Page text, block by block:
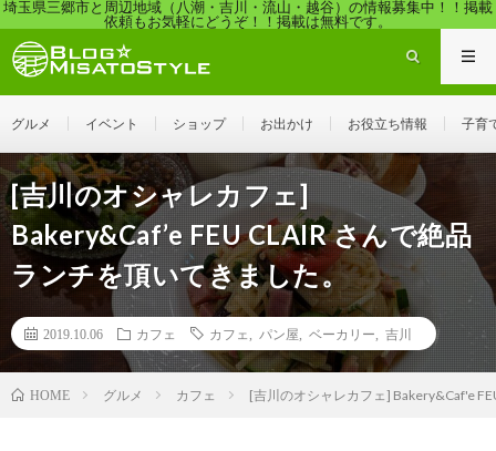
埼玉県三郷市と周辺地域（八潮・吉川・流山・越谷）の情報募集中！！掲載
依頼もお気軽にどうぞ！！掲載は無料です。
グルメ イベント ショップ お出かけ お役立ち情報 子育
[吉川のオシャレカフェ]
Bakery&Caf’e FEU CLAIR さんで絶品
ランチを頂いてきました。
2019.10.06 カフェ カフェ パン屋 ベーカリー 吉川
HOME グルメ カフェ [吉川のオシャレカフェ] Bakery&Caf'e